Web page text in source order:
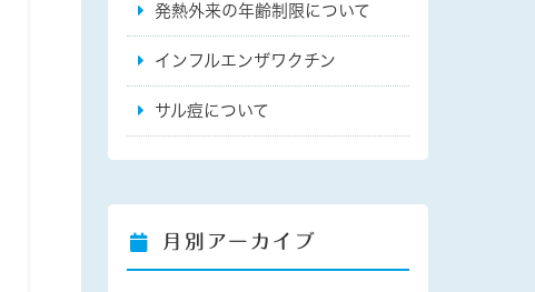
発熱外来の年齢制限について
インフルエンザワクチン
サル痘について
月別アーカイブ